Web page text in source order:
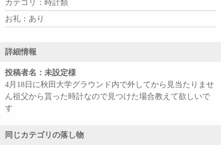
カテゴリ：時計類
お礼：あり
詳細情報
投稿者名：未設定様
4月18日に秋田大学グラウンド内で外してから見当たりませ
ん祖父から貰った時計なので見つけた場合教えて欲しいで
す
同じカテゴリの落し物